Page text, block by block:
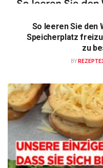
So leeren Sie den
Speicherplatz
zu
BY